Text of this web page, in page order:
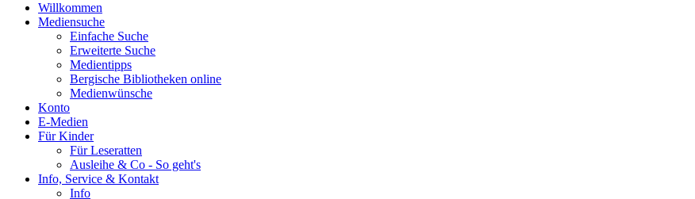
Willkommen
Mediensuche
Einfache Suche
Erweiterte Suche
Medientipps
Bergische Bibliotheken online
Medienwünsche
Konto
E-Medien
Für Kinder
Für Leseratten
Ausleihe & Co - So geht's
Info, Service & Kontakt
Info